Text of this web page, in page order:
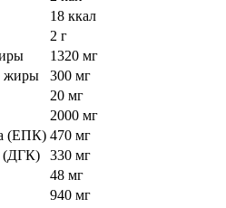
18 ккал
2 г
1320 мг
жиры
300 мг
20 мг
2000 мг
(ЕПК) 470 мг
(ДГК)
330 мг
48 мг
940 мг